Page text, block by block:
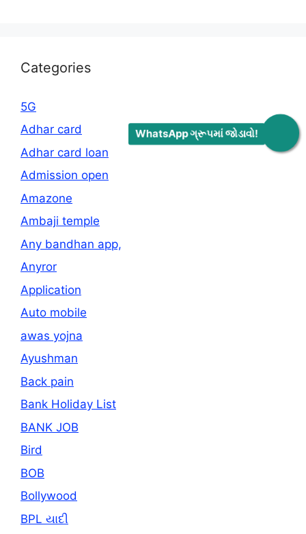
WhatsApp ગ્રૂપમાં જોડાવો!
Categories
5G
Adhar card
Adhar card loan
Admission open
Amazone
Ambaji temple
Any bandhan app,
Anyror
Application
Auto mobile
awas yojna
Ayushman
Back pain
Bank Holiday List
BANK JOB
Bird
BOB
Bollywood
BPL યાદી